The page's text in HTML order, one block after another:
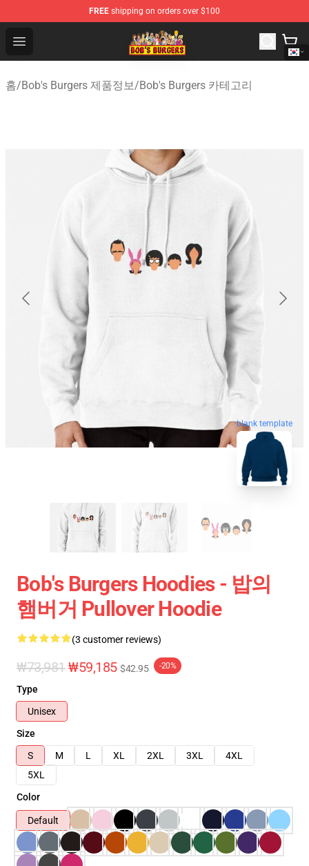
FREE shipping on orders over $100
Open menu
Bob's Burgers Store - Official Bob's Burgers Merchandise
홈/Bob's Burgers 제품정보/Bob's Burgers 카테고리
blank template
Bob's Burgers Hoodies - 밥의
햄버거 Pullover Hoodie
(3 customer reviews)
₩73,981 ₩59,185 $42.95 -20%
Type
Unisex
Size
S
M L XL 2XL 3XL
4XL
5XL
Color
Default